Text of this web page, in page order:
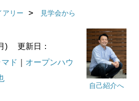
アリー 見学会から
自己紹介へ
)
更新日：
ド
オープンハウ